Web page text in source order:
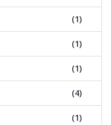
(1)
(1)
(1)
(4)
(1)